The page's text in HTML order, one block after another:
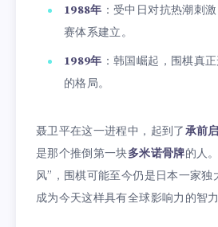
1988年 ：受中日对抗热潮刺
赛体系建立。
1989年 ：韩国崛起，围棋真
的格局。
聂卫平在这一进程中，起到了承前
是那个推倒第一块多米诺骨牌的人
风”，围棋可能至今仍是日本一家独
成为今天这样具有全球影响力的智力